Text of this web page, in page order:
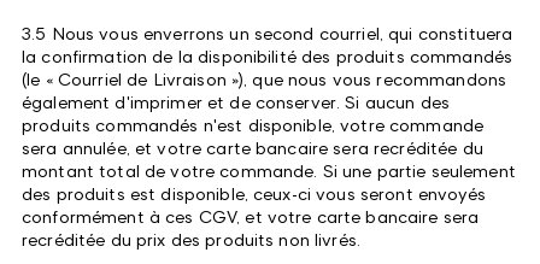
3.5 Nous vous enverrons un second courriel, qui constituera
la confirmation de la disponibilité des produits commandés
(le « Courriel de Livraison »), que nous vous recommandons
également d'imprimer et de conserver. Si aucun des
produits commandés n'est disponible, votre commande
sera annulée, et votre carte bancaire sera recréditée du
montant total de votre commande. Si une partie seulement
des produits est disponible, ceux-ci vous seront envoyés
conformément à ces CGV, et votre carte bancaire sera
recréditée du prix des produits non livrés.